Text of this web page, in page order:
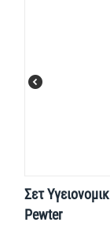
Σετ
Pewter